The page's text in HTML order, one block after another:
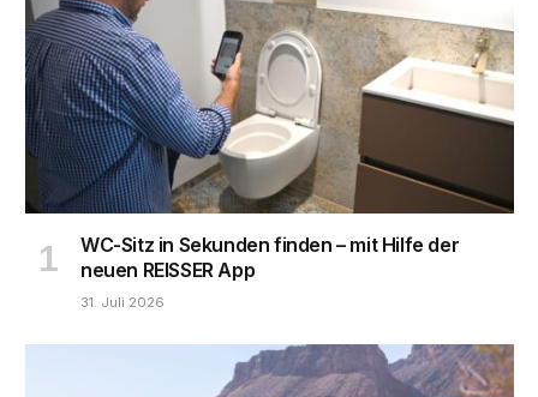
WC-Sitz in Sekunden finden – mit Hilfe der
neuen REISSER App
31. Juli 2026